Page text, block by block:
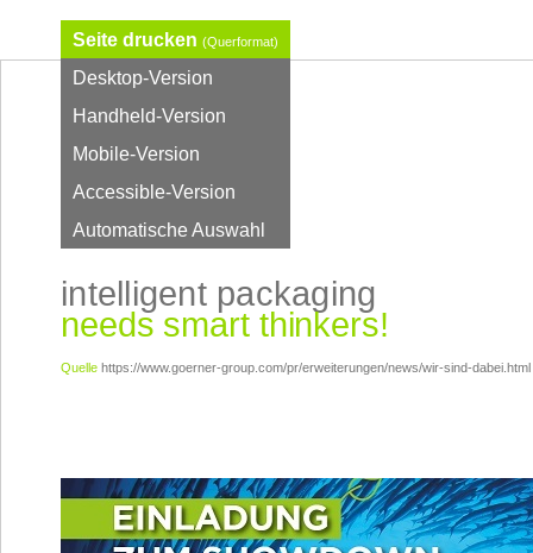
intelligent packaging
needs smart thinkers!
Quelle https://www.goerner-group.com/pr/erweiterungen/news/wir-sind-dabei.html
Seite drucken (Querformat)
Desktop-Version
Handheld-Version
Mobile-Version
Accessible-Version
Automatische Auswahl